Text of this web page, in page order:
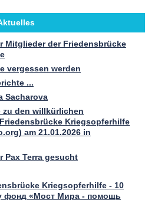
Mitglieder der Friedensbrücke
vergessen werden
...
Sacharova
zu den willkürlichen
Kriegsopferhilfe
am 21.01.2026 in
Pax Terra gesucht
Kriegsopferhilfe - 10
фонд «Мост Мира - помощь